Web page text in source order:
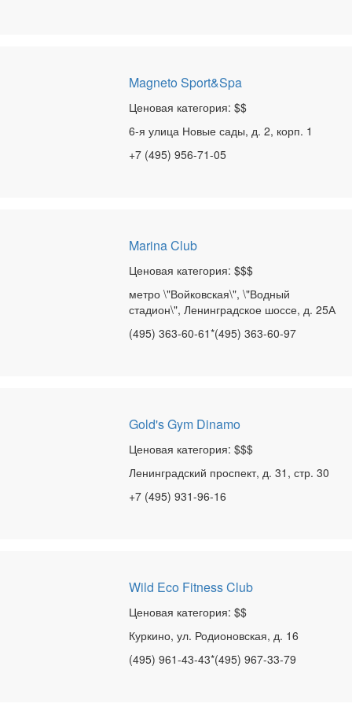
Magneto Sport&Spa
Ценовая категория: $$
6-я улица Новые сады, д. 2, корп. 1
+7 (495) 956-71-05
Marina Club
Ценовая категория: $$$
метро \"Войковская\", \"Водный
стадион\", Ленинградское шоссе, д. 25А
(495) 363-60-61*(495) 363-60-97
Gold's Gym Dinamo
Ценовая категория: $$$
Ленинградский проспект, д. 31, стр. 30
+7 (495) 931-96-16
Wild Eco Fitness Club
Ценовая категория: $$
Куркино, ул. Родионовская, д. 16
(495) 961-43-43*(495) 967-33-79